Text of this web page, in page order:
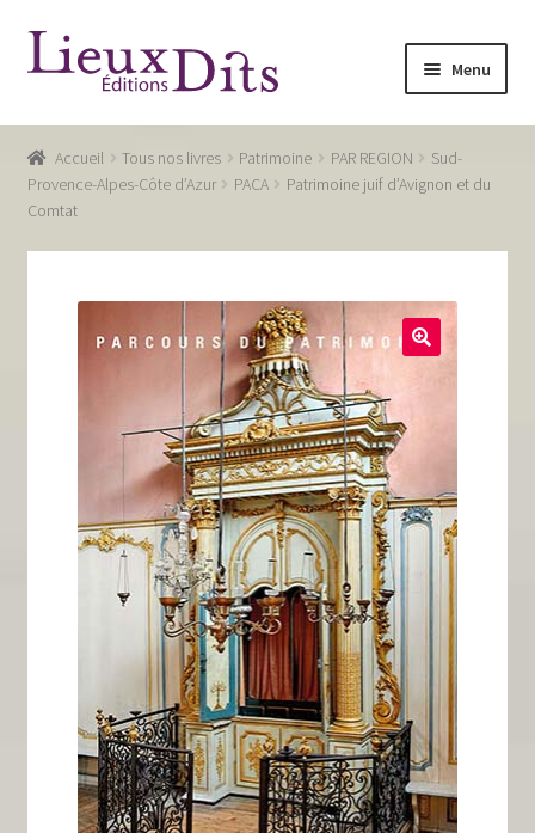
Aller
à
navigation
Aller
au
Menu
Accueil
Commande
Mentions légales / Données personnelles
Recevoir notre newsletter
Tous nos livres
La qualité Lieux Dits
Qui sommes-nous ?
Les éditions Lieux Dits
Accueil Tous nos livres Patrimoine PAR REGION
Sud-
Provence-Alpes-Côte d’Azur
PACA
Patrimoine juif d’Avignon et du
Comtat